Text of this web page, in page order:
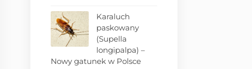
Karaluch
paskowany
(Supella
longipalpa) –
Nowy gatunek w Polsce